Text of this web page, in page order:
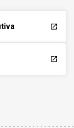
launch
launch